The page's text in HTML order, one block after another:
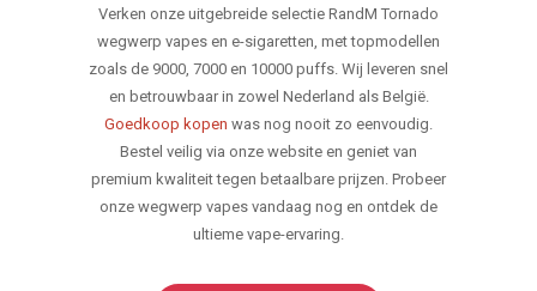
Verken onze uitgebreide selectie RandM Tornado
wegwerp vapes en e-sigaretten, met topmodellen
zoals de 9000, 7000 en 10000 puffs. Wij leveren snel
en betrouwbaar in zowel Nederland als België.
Goedkoop kopen was nog nooit zo eenvoudig.
Bestel veilig via onze website en geniet van
premium kwaliteit tegen betaalbare prijzen. Probeer
onze wegwerp vapes vandaag nog en ontdek de
ultieme vape-ervaring.